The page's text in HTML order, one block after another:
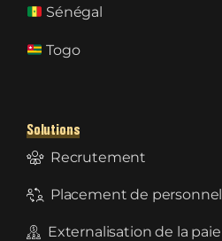
Sénégal
Togo
Solutions
Recrutement
Placement de personnel
Externalisation de la paie